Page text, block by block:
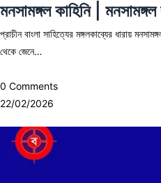
মনসামঙ্গল কাহিনি |
প্রাচীন বাংলা সাহিত্যের মঙ্গলকাব্যের ধারায়
থেকে জেনে…
0 Comments
22/02/2026